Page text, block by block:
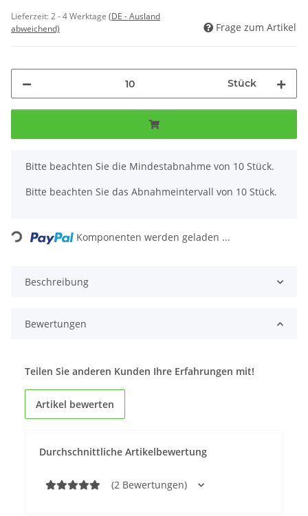
Lieferzeit:2 - 4 Werktage (DE - Ausland
abweichend)
Frage zum Artikel
Stück
x
Bitte beachten Sie die Mindestabnahme von 10 Stück.
Bitte beachten Sie das Abnahmeintervall von 10 Stück.
Loading... Komponenten werden geladen ...
Beschreibung
Bewertungen
Durchschnittliche Artikelbewertung
(2 Bewertungen)
Teilen Sie anderen Kunden Ihre Erfahrungen mit!
Artikel bewerten